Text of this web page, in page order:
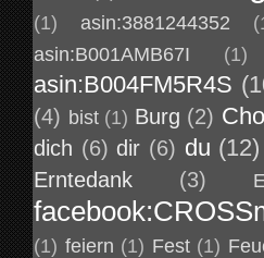
(1) asin:3881244352
asin:B001AMB67I (1)
asin:B004FM5R4S
(4) bist (1) Burg (2)
dich (6) dir (6) du (12)
Erntedank (3)
(1) feiern (1) Fest (1)